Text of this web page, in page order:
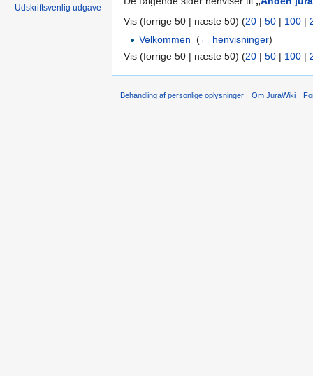
Vis (forrige 50 | næste 50) (20 | 50 | 100 |
Velkommen ‎(← henvisninger)
Vis (forrige 50 | næste 50) (20 | 50 | 100 |
Udskriftsvenlig udgave
Behandling af personlige oplysninger Om JuraWiki